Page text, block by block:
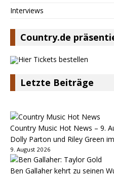
Interviews
Country.de
Letzte Beiträge
Country Music Hot News – 9.
Dolly Parton und Riley Green
9. August 2026
Ben Gallaher kehrt zu seinen